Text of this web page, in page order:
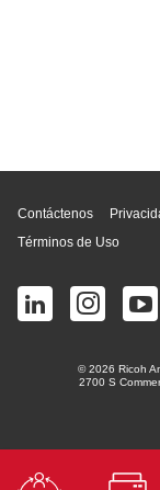
Contáctenos
Términos de Uso
© 2026 Ricoh
2700 S